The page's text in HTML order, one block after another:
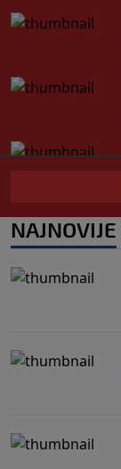
NAJNOVIJE